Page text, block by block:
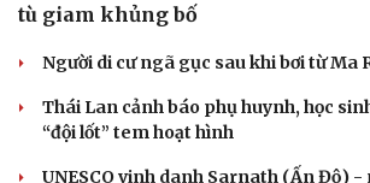
tù giam khủng bố
Người di cư ngã gục sau khi bơi từ Ma
Thái Lan cảnh báo phụ huynh, học
“đội lốt” tem hoạt hình
UNESCO vinh danh Sarnath (Ấn Độ) -